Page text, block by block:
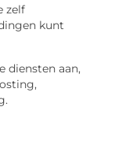
zelf
kunt
diensten aan,